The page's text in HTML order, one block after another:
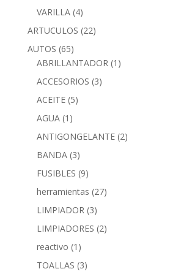
VARILLA (4)
ARTUCULOS (22)
AUTOS (65)
ABRILLANTADOR (1)
ACCESORIOS (3)
ACEITE (5)
AGUA (1)
ANTIGONGELANTE (2)
BANDA (3)
FUSIBLES (9)
herramientas (27)
LIMPIADOR (3)
LIMPIADORES (2)
reactivo (1)
TOALLAS (3)